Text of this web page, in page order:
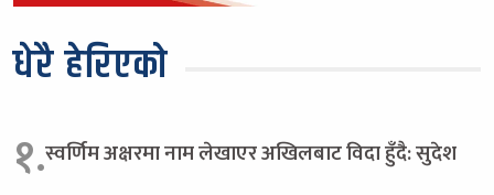
धेरै हेरिएको
१.स्वर्णिम अक्षरमा नाम लेखाएर अखिलबाट विदा हुँदै: सुदेश